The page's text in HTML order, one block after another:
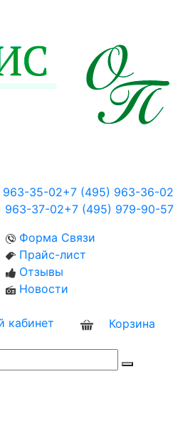
963-35-02+7 (495) 963-36-02
963-37-02+7 (495) 979-90-57
Форма Связи
Прайс-лист
Отзывы
Новости
кабинет Корзина